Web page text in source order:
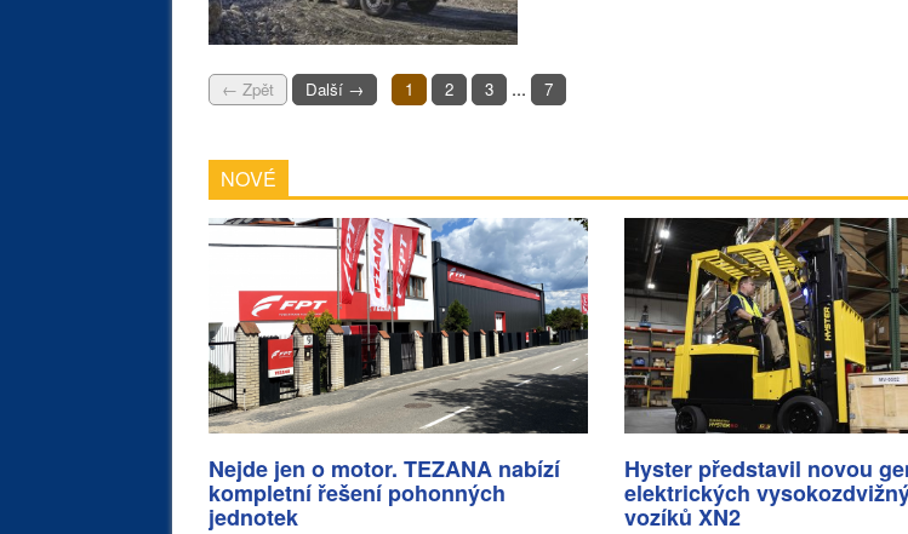
← Zpět Další → 1 2 3 ... 7
NOVÉ
Nejde jen o motor. TEZANA nabízí
kompletní řešení pohonných
jednotek
Hyster představil novou
elektrických
vozíků XN2